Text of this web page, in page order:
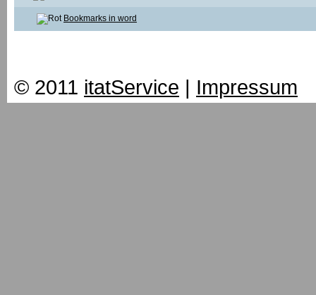
Bookmarks in word
© 2011 itatService | Impressum